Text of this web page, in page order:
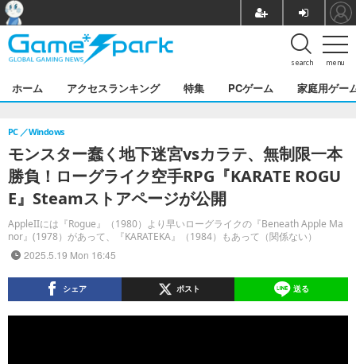
menu
search
ホーム アクセスランキング 特集 PCゲーム 家庭用ゲー
モンスター蠢く地下迷宮vsカラテ、無制限一本
勝負！ローグライク空手RPG『KARATE ROGU
E』Steamストアページが公開
AppleIIには『Rogue』（1980）より早いローグライクの『Beneath Apple Ma
nor』(1978）があって、『KARATEKA』（1984）もあって（関係ない）
PC Windows
2025.5.19 Mon 16:45
シェア ポスト 送る